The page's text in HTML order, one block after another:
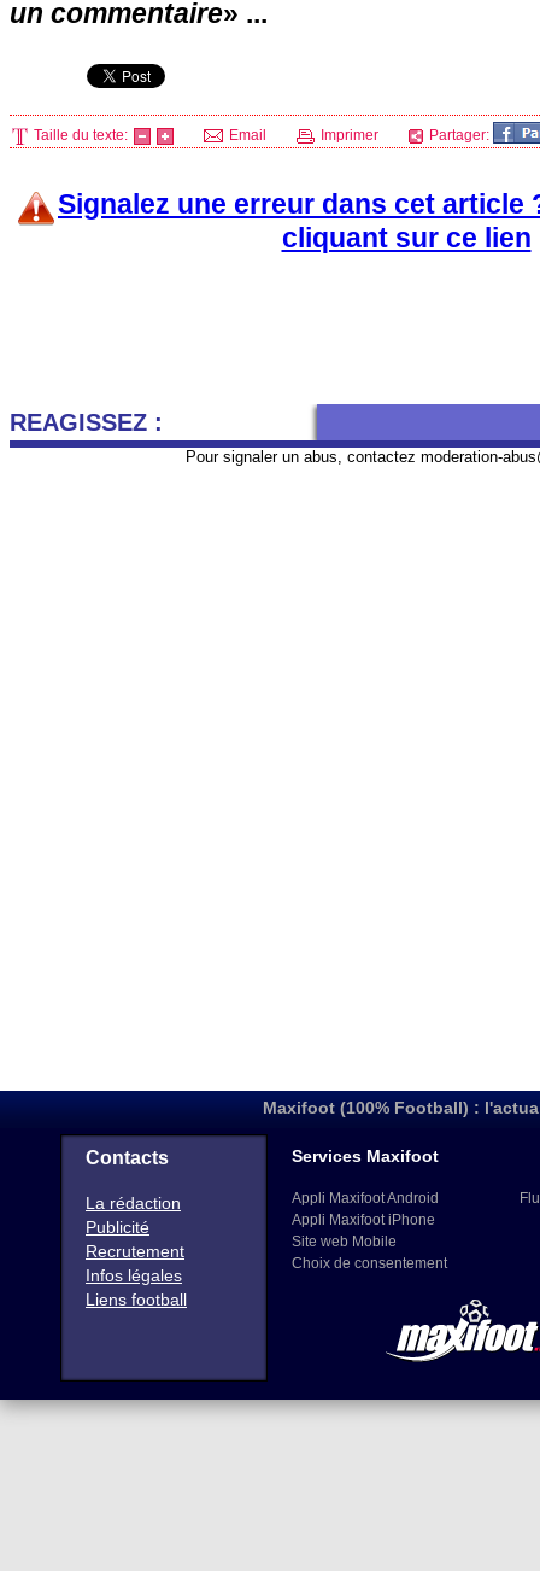
un commentaire» ...
Taille du texte: Email Imprimer Partager:
Signalez une erreur dans cet article
cliquant sur ce lien
REAGISSEZ :
Pour signaler un abus, contactez moderation-
Maxifoot (100% Football) :
Contacts
La rédaction
Publicité
Recrutement
Infos légales
Liens football
Services Maxifoot
Appli Maxifoot Android
Appli Maxifoot iPhone
Site web Mobile
Choix de consentement